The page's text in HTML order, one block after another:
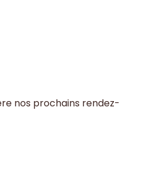
nos prochains rendez-